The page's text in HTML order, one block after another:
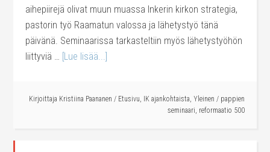
aihepiirejä olivat muun muassa Inkerin kirkon strategia,
pastorin työ Raamatun valossa ja lähetystyö tänä
päivänä. Seminaarissa tarkasteltiin myös lähetystyöhön
liittyviä … [Lue lisää...]
Kirjoittaja Kristiina Paananen / Etusivu, IK ajankohtaista, Yleinen / pappien
seminaari, reformaatio 500